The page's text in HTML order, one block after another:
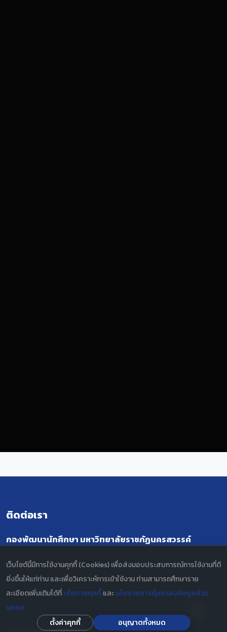
ติดต่อเรา
กองพัฒนานักศึกษา มหาวิทยาลัยราชภัฏนครสวรรค์
อ.เมือง จ.นครสวรรค์ 60000
โทร. 056-219100 ต่อ 1176
เว็บไซต์นี้มีการใช้งานคุกกี้ (Cookies) เพื่อส่งมอบประสบการณ์การใช้งานที่ดี
ยิ่งขึ้นให้แก่ท่าน และเพื่อวิเคราะห์การเข้าใช้งาน ท่านสามารถศึกษาราย
ละเอียดเพิ่มเติมได้ที่นโยบายคุกกี้และนโยบายการคุ้มครองข้อมูลส่วน
บุคคล
ตั้งค่าคุกกี้
อนุญาตทั้งหมด